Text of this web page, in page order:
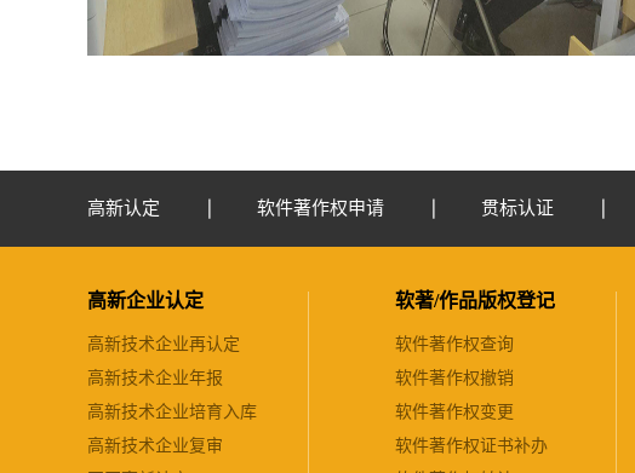
高新认定 软件著作权申请 贯标认证
高新企业认定
高新技术企业再认定
高新技术企业年报
高新技术企业培育入库
高新技术企业复审
软著/作品版权登记
软件著作权查询
软件著作权撤销
软件著作权变更
软件著作权证书补办